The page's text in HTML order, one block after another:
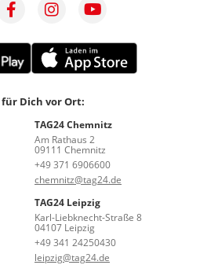
Dich vor Ort:
TAG24 Chemnitz
Am Rathaus 2
09111 Chemnitz
+49 371 6906600
chemnitz@tag24.de
TAG24 Leipzig
Karl-Liebknecht-Straße 8
04107 Leipzig
+49 341 24250430
leipzig@tag24.de